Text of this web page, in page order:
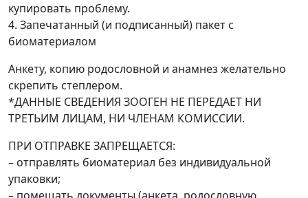
купировать проблему.
4. Запечатанный (и подписанный) пакет с
биоматериалом
Анкету, копию родословной и анамнез желательно
скрепить степлером.
*ДАННЫЕ СВЕДЕНИЯ ЗООГЕН НЕ ПЕРЕДАЕТ НИ
ТРЕТЬИМ ЛИЦАМ, НИ ЧЛЕНАМ КОМИССИИ.
ПРИ ОТПРАВКЕ ЗАПРЕЩАЕТСЯ:
– отправлять биоматериал без индивидуальной
упаковки;